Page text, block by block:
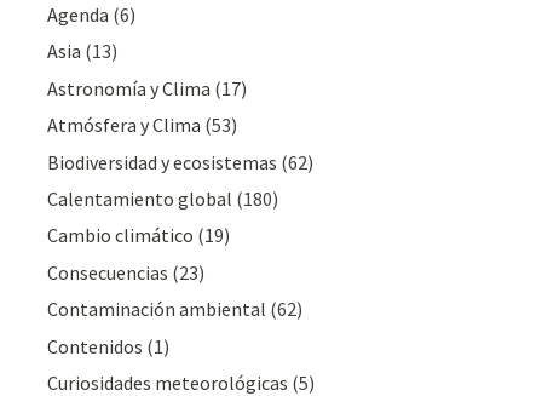
Agenda (6)
Asia (13)
Astronomía y Clima (17)
Atmósfera y Clima (53)
Biodiversidad y ecosistemas (62)
Calentamiento global (180)
Cambio climático (19)
Consecuencias (23)
Contaminación ambiental (62)
Contenidos (1)
Curiosidades meteorológicas (5)